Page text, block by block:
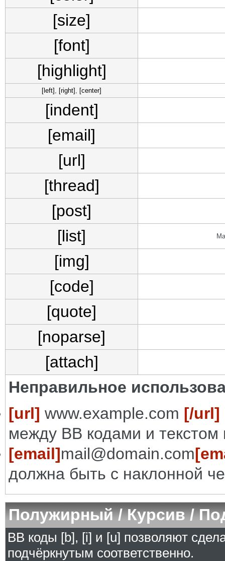
[size]
[font]
[highlight]
[left] , [right] , [center]
[indent]
[email]
[url]
[thread]
[post]
[list]
[img]
[code]
[quote]
[noparse]
[attach]
Неправильное
[url] www.example.com [/url]
между BB кодами и текстом
[email]mail@domain.com
должна быть с наклонной
Полужирный / Курсив /
BB коды [b], [i] и [u] позволяют
подчёркнутым соответственно.